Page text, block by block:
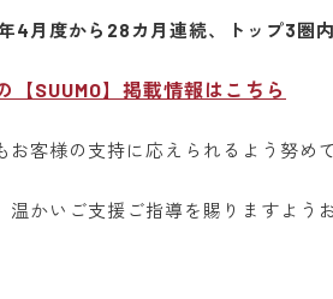
4月度から28カ月連続、トップ3圏
【SUUMO】掲載情報はこちら
お客様の支持に応えられるよう努め
温かいご支援ご指導を賜りますよう